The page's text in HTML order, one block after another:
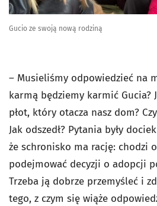
Gucio ze swoją nową rodziną
– Musieliśmy odpowiedzieć na
karmą będziemy karmić Gucia?
płot, który otacza nasz dom?
Jak odszedł? Pytania były
że schronisko ma rację: chodzi
podejmować decyzji o adopcji
Trzeba ją dobrze przemyśleć i
tego, z czym się wiąże